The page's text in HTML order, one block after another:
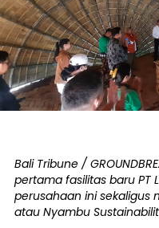
Bali Tribune /
pertama fasilitas baru PT
perusahaan ini sekaligus
atau Nyambu